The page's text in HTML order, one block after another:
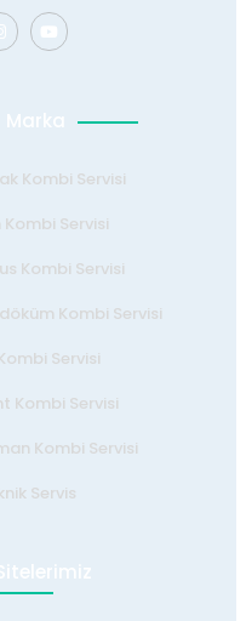
Marka
Kombi Servisi
Kombi Servisi
Kombi Servisi
Kombi Servisi
Servisi
Kombi Servisi
Kombi Servisi
Servis